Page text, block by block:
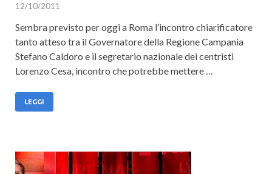
12/10/2011
Sembra previsto per oggi a Roma l’incontro chiarificatore
tanto atteso tra il Governatore della Regione Campania
Stefano Caldoro e il segretario nazionale dei centristi
Lorenzo Cesa, incontro che potrebbe mettere …
LEGGI